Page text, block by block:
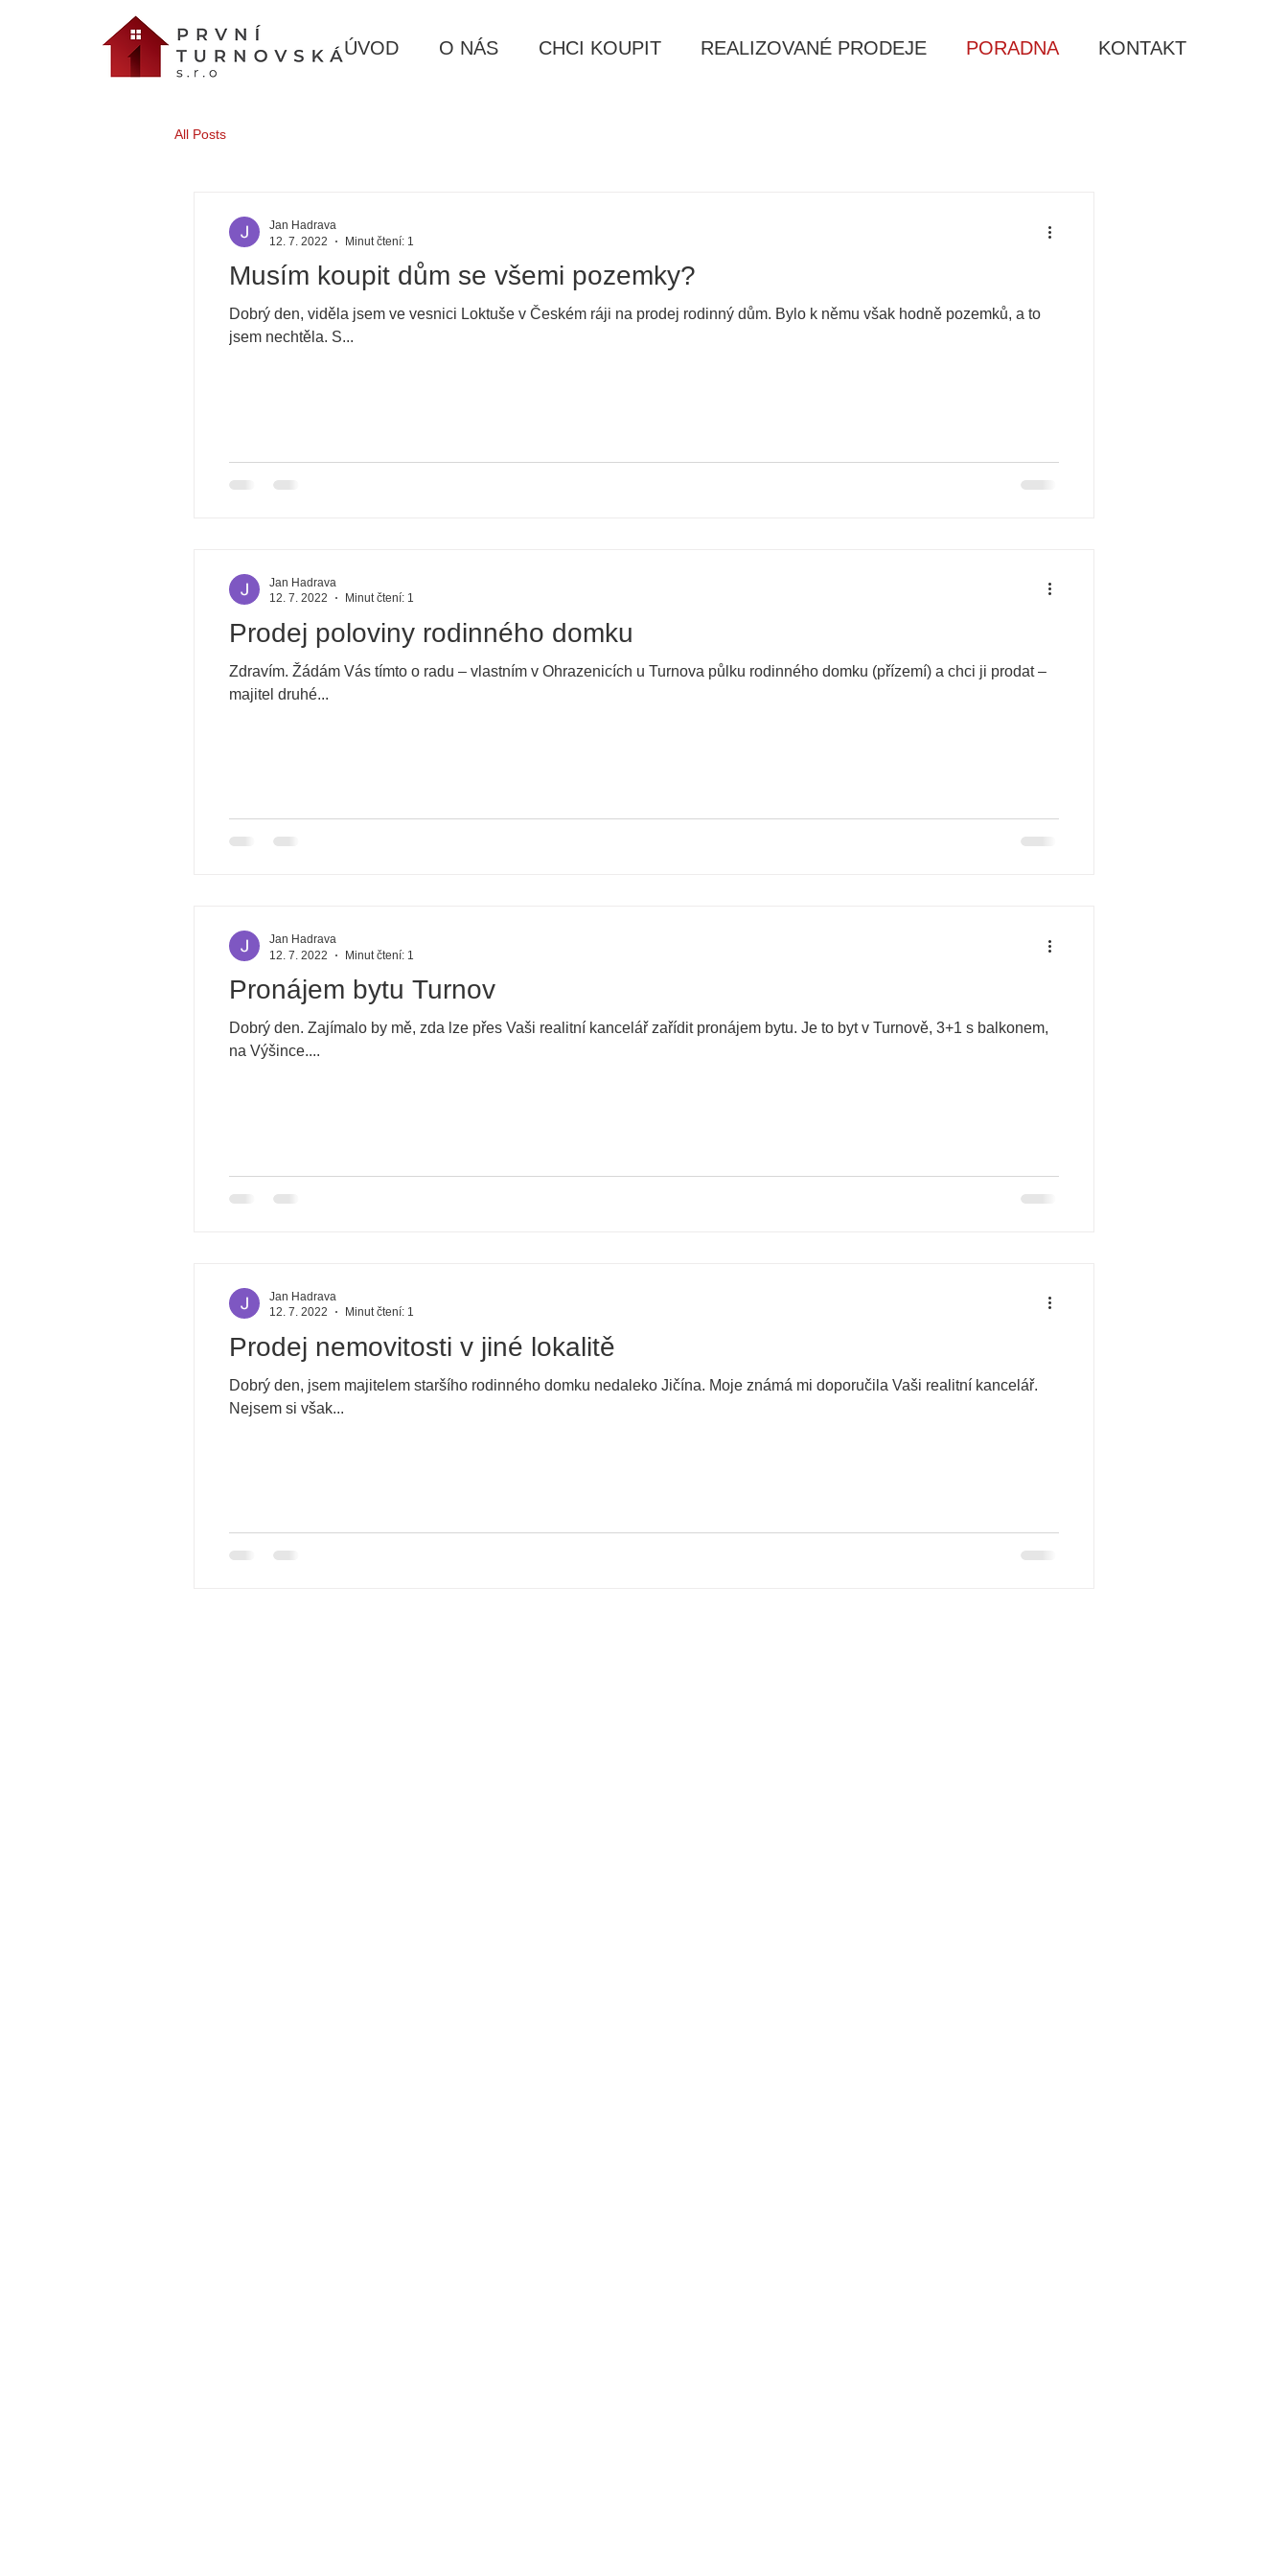
ÚVOD O NÁS CHCI KOUPIT REALIZOVANÉ PRODEJE PORADNA KONTAKT
All Posts
Musím koupit dům se všemi pozemky?
Dobrý den, viděla jsem ve vesnici Loktuše v Českém ráji na prodej rodinný dům. Bylo k němu však hodně pozemků, a to
jsem nechtěla. S...
Jan Hadrava
12. 7. 2022
Minut čtení: 1
Prodej poloviny rodinného domku
Zdravím. Žádám Vás tímto o radu – vlastním v Ohrazenicích u Turnova půlku rodinného domku (přízemí) a chci ji prodat –
majitel druhé...
Jan Hadrava
12. 7. 2022
Minut čtení: 1
Pronájem bytu Turnov
Dobrý den. Zajímalo by mě, zda lze přes Vaši realitní kancelář zařídit pronájem bytu. Je to byt v Turnově, 3+1 s balkonem,
na Výšince....
Jan Hadrava
12. 7. 2022
Minut čtení: 1
Prodej nemovitosti v jiné lokalitě
Dobrý den, jsem majitelem staršího rodinného domku nedaleko Jičína. Moje známá mi doporučila Vaši realitní kancelář.
Nejsem si však...
Jan Hadrava
12. 7. 2022
Minut čtení: 1